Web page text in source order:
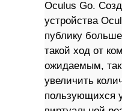
Oculus Go.
устройства
публику
такой ход от
ожидаемым, так
увеличить
пользующихся